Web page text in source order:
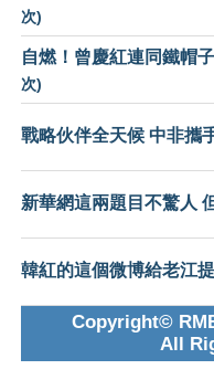
次)
自燃！曾慶紅連同鐵帽
次)
戰略伙伴全天候 中非攜
新華網這兩題目不驚人
韓紅的這個微博給老江
Copyright©
All